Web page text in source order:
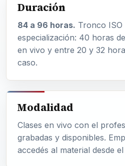
Duración
84 a 96 horas. Tronco ISO
especialización: 40 horas
en vivo y entre 20 y 32
caso.
Modalidad
Clases en vivo con el
grabadas y disponibles.
accedés al material desde